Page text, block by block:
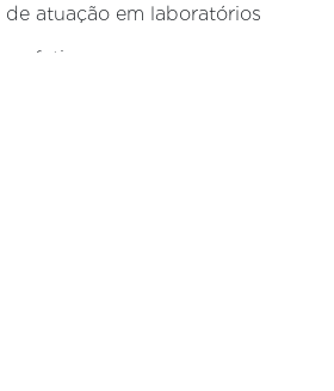
de atuação em laboratórios
efetivos